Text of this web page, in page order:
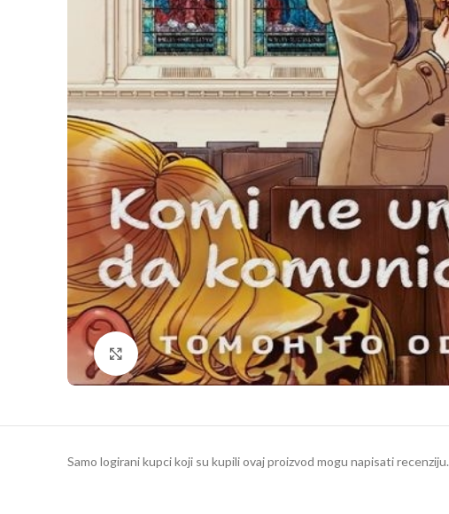
Klikni da povečaš
Samo logirani kupci koji su kupili ovaj proizvod mogu napisati recenziju.